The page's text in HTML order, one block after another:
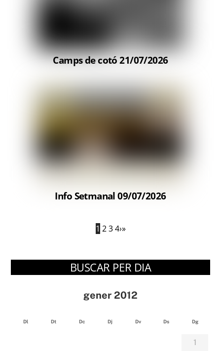
Camps de cotó 21/07/2026
Info Setmanal 09/07/2026
1 2 3 4›»
BUSCAR PER DIA
gener 2012
Dl Dt Dc Dj Dv Ds Dg
1